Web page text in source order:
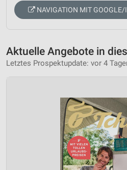
NAVIGATION MIT GOOGLE/
Aktuelle Angebote in
Letztes Prospektupdate: vor 4